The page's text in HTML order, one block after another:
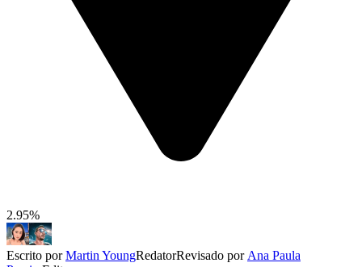
2.95%
Escrito porMartin YoungRedatorRevisado por Ana Paula